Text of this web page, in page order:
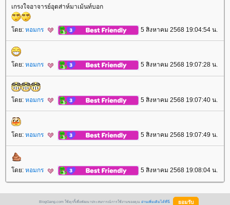
เกรงใจอาจารย์อุตส่าห์มาเม้นท์บอก
ดย: หอมกร 5 สิงหาคม 2568 19:04:54 น.
ดย: หอมกร 5 สิงหาคม 2568 19:07:28 น.
ดย: หอมกร 5 สิงหาคม 2568 19:07:40 น.
ดย: หอมกร 5 สิงหาคม 2568 19:07:49 น.
ดย: หอมกร 5 สิงหาคม 2568 19:08:04 น.
BlogGang.com ใช้คุกกี้เพื่อพัฒนาประสบการณ์การใช้งานของคุณ อ่านเพิ่มเติมได้ที่นี่